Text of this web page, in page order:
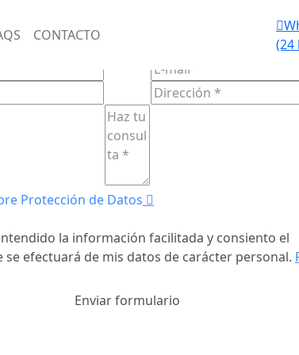
CONTACTO
(24
SERVICIOS FUNERARIOS 24 HORAS
Protección de Datos
la información facilitada y consiento el
efectuará de mis datos de carácter personal.